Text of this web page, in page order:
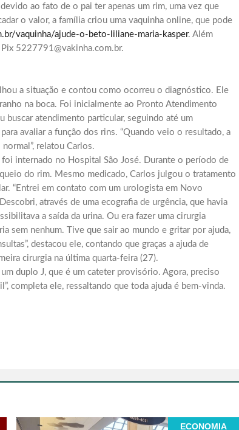
ao fato de o pai ter apenas um rim, uma vez que
o valor, a família criou uma vaquinha online, que pode
vaquinha/ajude-o-beto-liliane-maria-kasper. Além
5227791@vakinha.com.br.
a situação e contou como ocorreu o diagnóstico. Ele
na boca. Foi inicialmente ao Pronto Atendimento
buscar atendimento particular, seguindo até um
avaliar a função dos rins. “Quando veio o resultado, a
relatou Carlos.
internado no Hospital São José. Durante o período de
do rim. Mesmo medicado, Carlos julgou o tratamento
“Entrei em contato com um urologista em Novo
através de uma ecografia de urgência, que havia
a saída da urina. Ou era fazer uma cirurgia
sem nenhum. Tive que sair ao mundo e gritar por ajuda,
destacou ele, contando que graças a ajuda de
cirurgia na última quarta-feira (27).
duplo J, que é um cateter provisório. Agora, preciso
completa ele, ressaltando que toda ajuda é bem-vinda.
ECONOMIA